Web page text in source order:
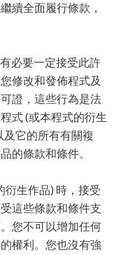
續全面履行條款，
必要一定接受此許
修改和發佈程式及
證，這些行為是法
式 (或本程式的衍生
它的所有有關複
的條款和條件。
衍生作品) 時，接受
這些條款和條件支
您不可以增加任何
權利。您也沒有強